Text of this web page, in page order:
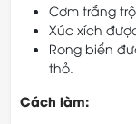
Cơm trắng
Xúc xích
Rong biển
thỏ.
Cách làm: